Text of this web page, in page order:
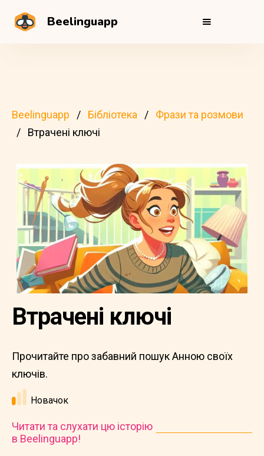
Beelinguapp
Beelinguapp Бібліотека
Фрази та розмови
Втрачені ключі
Втрачені ключі
Прочитайте про забавний пошук Анною своїх
ключів.
Новачок
Читати та слухати цю історію
в Beelinguapp!